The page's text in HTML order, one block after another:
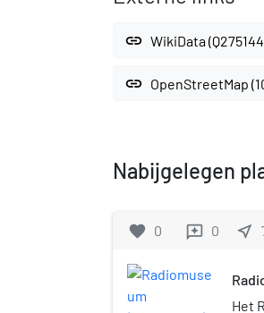
link WikiData
link OpenStreetMap
Nabijgelegen
favorite 0 reviews 0 near_me
Het